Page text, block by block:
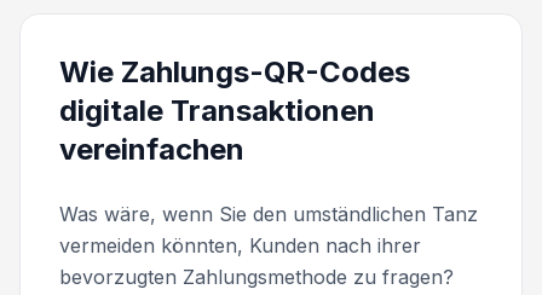
Wie Zahlungs-QR-Codes
digitale Transaktionen
vereinfachen
Was wäre, wenn Sie den umständlichen Tanz
vermeiden könnten, Kunden nach ihrer
bevorzugten Zahlungsmethode zu fragen?